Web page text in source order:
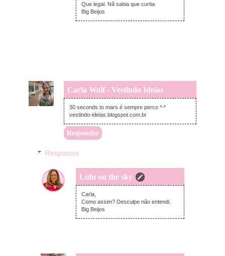
Que legal. Nã sabia que curtia.
Big Beijos
Carla Wolf - Vestindo Ideias
sábado, setembro 14, 2013
30 seconds to mars é sempre perco *-*
vestindo-ideias.blogspot.com.br
Responder
Respostas
Lulu on the sky
domingo, setembro 15, 2013
Carla,
Como assim? Desculpe não entendi.
Big Beijos